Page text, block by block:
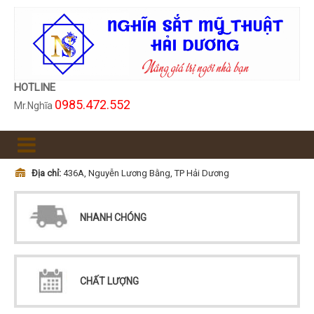
HOTLINE
Mr.Nghĩa 0985.472.552
Địa chỉ: 436A, Nguyễn Lương Bằng, TP Hải Dương
NHANH CHÓNG
CHẤT LƯỢNG